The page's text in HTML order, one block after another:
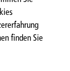
finden Sie